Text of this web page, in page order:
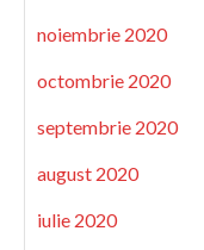
noiembrie 2020
octombrie 2020
septembrie 2020
august 2020
iulie 2020